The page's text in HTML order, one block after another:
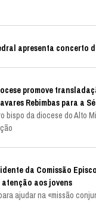
apresenta concerto
promove
Rebimbas para a Sé
bispo da diocese do Alto
da Comissão
aos jovens
ajudar na «missão